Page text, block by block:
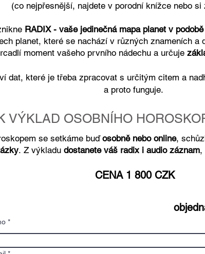
v porodní knížce nebo si zavolejte
RADIX - vaše jedinečná mapa planet v
planet, které se nachází v různých znameních a
moment vašeho prvního nádechu a určuje
dat, které je třeba zpracovat s určitým citem a
a proto funguje.
VÝKLAD OSOBNÍHO
se setkáme buďosobně nebo online,
. Z výkladu dostanete váš radix i audio záznam,
CENA 1 800 CZK